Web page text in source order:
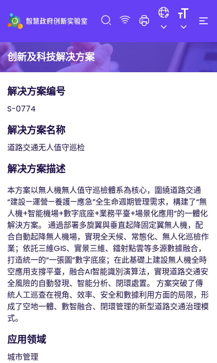
创新及科技解决方案
解决方案编号
S-0774
解决方案名称
道路交通无人值守巡检
解决方案描述
本方案以無人機無人值守巡檢體系為核心，圍繞道路交通
“建設—運營—養護—應急”全生命週期管理需求，構建了“無
人機+智能機場+數字底座+業務平臺+場景化應用”的一體化
解決方案。 通過部署多旋翼與垂直起降固定翼無人機，配
合自動起降無人機場，實現全天候、常態化、無人化巡檢作
業；依託三維GIS、實景三維、鐳射點雲等多源數據融合，
打造統一的“一張圖”數字底座；在此基礎上建設無人機全時
空應用支撐平臺，融合AI智能識別演算法，實現道路交通安
全風險的自動發現、智能分析、閉環處置。 方案突破了傳
統人工巡查在視角、效率、安全和數據利用方面的局限，形
成了空地一體、數智融合、閉環管理的新型道路交通治理模
式。
应用领域
城市管理